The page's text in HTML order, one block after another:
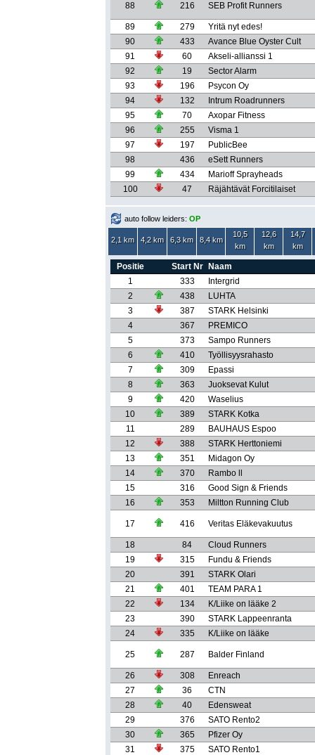
88 216 SEB Profit Runners
89 279
Yritä nyt edes!
90
433
Avance Blue Oyster Cult
91
60
Akseli-allianssi 1
92
19
Sector Alarm
93
196
Psycon Oy
94
132
Intrum Roadrunners
95
70
Axopar Fitness
96
255
Visma 1
97
197
PublicBee
98
436
eSett Runners
99
434
Marioff Sprayheads
100
47 Räjähtävät Forcitilaiset
auto follow leiders: OP
2,1 km 4,2 km 6,3 km 8,4 km
10,5
km
12,6
km
14,7
km
Positie Start Nr
Naam
1
333
Intergrid
2
438
LUHTA
3
387
STARK Helsinki
4
367
PREMICO
5
373
Sampo Runners
6
410
Työllisyysrahasto
7
309
Epassi
8
363
Juoksevat Kulut
9
420
Waselius
10
389
STARK Kotka
11
289
BAUHAUS Espoo
12
388
STARK Herttoniemi
13
351
Midagon Oy
14
370
Rambo ll
15
316
Good Sign & Friends
16
353 Miltton Running Club
17 416 Veritas Eläkevakuutus
18 84
Cloud Runners
19
315
Fundu & Friends
20
391
STARK Olari
21
401
TEAM PARA 1
22
134
K/Liike on lääke 2
23
390
STARK Lappeenranta
24
335 K/Liike on lääke
25 287 Balder Finland
26 308
Enreach
27
36
CTN
28
40
Edensweat
29
376
SATO Rento2
30
365
Pfizer Oy
31
375 SATO Rento1